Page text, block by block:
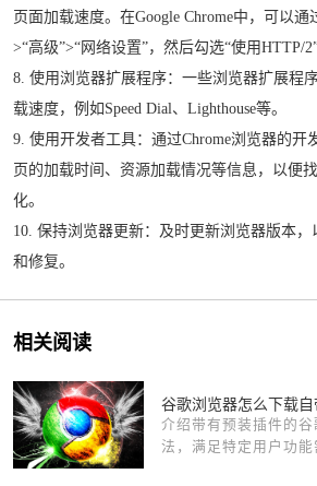
页面加载速度。在Google Chrome中，可以通
>“高级”>“网络设置”，然后勾选“使用HTTP/
8. 使用浏览器扩展程序：一些浏览器扩展程
载速度，例如Speed Dial、Lighthouse等。
9. 使用开发者工具：通过Chrome浏览器的开
页的加载时间、资源加载情况等信息，以便
化。
10. 保持浏览器更新：及时更新浏览器版本
和修复。
相关阅读
谷歌浏览器怎么下载
介绍带有预装插件的
法，满足特定用户功能